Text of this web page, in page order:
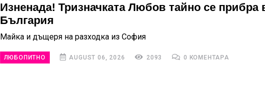
Изненада! Тризначката Любов тайно се прибра
България
Майка и дъщеря на разходка из София
ЛЮБОПИТНО AUGUST 06, 2026 2093 0 КОМЕНТАРА